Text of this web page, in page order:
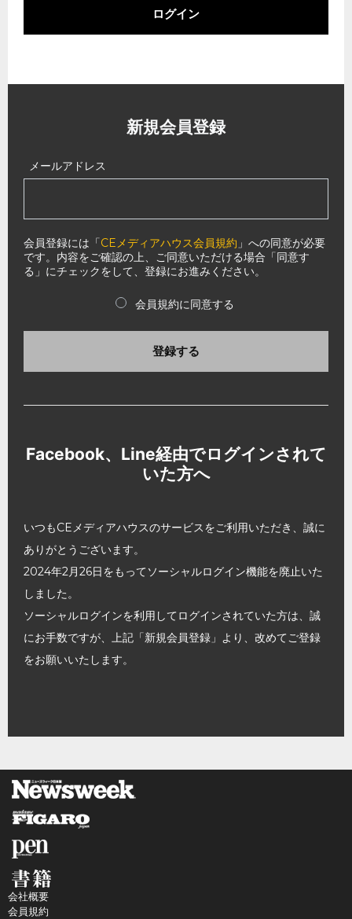
ログイン
新規会員登録
メールアドレス
会員登録には「CEメディアハウス会員規約 」への同意が必要
です。内容をご確認の上、ご同意いただける場合「同意す
る」にチェックをして、登録にお進みください。
会員規約に同意する
登録する
Facebook、Line経由でログインされて
いた方へ
いつもCEメディアハウスのサービスをご利用いただき、誠に
ありがとうございます。
2024年2月26日をもってソーシャルログイン機能を廃止いた
しました。
ソーシャルログインを利用してログインされていた方は、誠
にお手数ですが、上記「新規会員登録」より、改めてご登録
をお願いいたします。
会社概要
会員規約